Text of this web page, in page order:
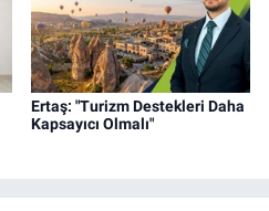
Ertaş: "Turizm Destekleri Daha
Kapsayıcı Olmalı"